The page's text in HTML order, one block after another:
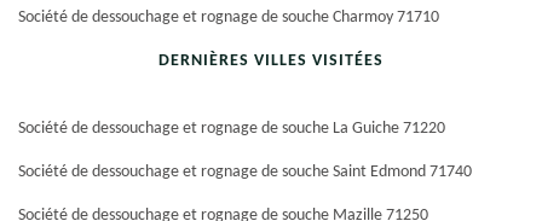
Société de dessouchage et rognage de souche Charmoy 71710
DERNIÈRES VILLES VISITÉES
Société de dessouchage et rognage de souche La Guiche 71220
Société de dessouchage et rognage de souche Saint Edmond 71740
Société de dessouchage et rognage de souche Mazille 71250